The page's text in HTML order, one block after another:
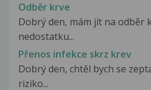
Odběr krve
Dobrý den, mám jít na odběr
nedostatku...
Přenos infekce skrz krev
Dobrý den, chtěl bych se
riziko...